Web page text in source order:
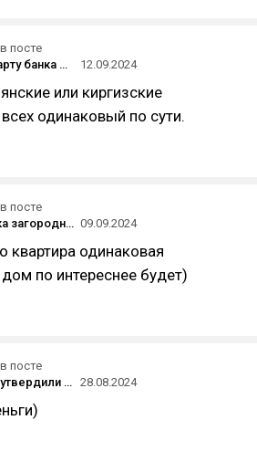
в посте
Как оформить карту банка Армении: пошаговое руководство
12.09.2024
или киргизские
одинаковый по сути.
в посте
Изменения рынка загородной недвижимости 09.09.2024
квартира одинаковая
по интереснее будет)
в посте
Акционеры Qiwi утвердили смену названия на NanduQ 28.08.2024